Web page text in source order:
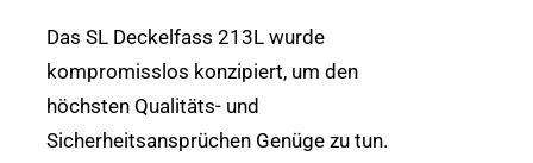
Das SL Deckelfass 213L wurde
kompromisslos konzipiert, um den
höchsten Qualitäts- und
Sicherheitsansprüchen Genüge zu tun.